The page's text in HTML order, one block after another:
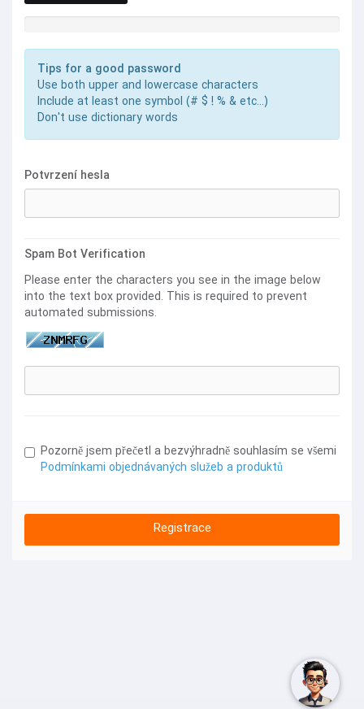
Síla hesla: Zadejte heslo
Tips for a good password
Use both upper and lowercase characters
Include at least one symbol (# $ ! % & etc...)
Don't use dictionary words
Potvrzení hesla
Spam Bot Verification
Please enter the characters you see in the image below
into the text box provided. This is required to prevent
automated submissions.
Pozorně jsem přečetl a bezvýhradně souhlasím se všemi
Podmínkami objednávaných služeb a produktů